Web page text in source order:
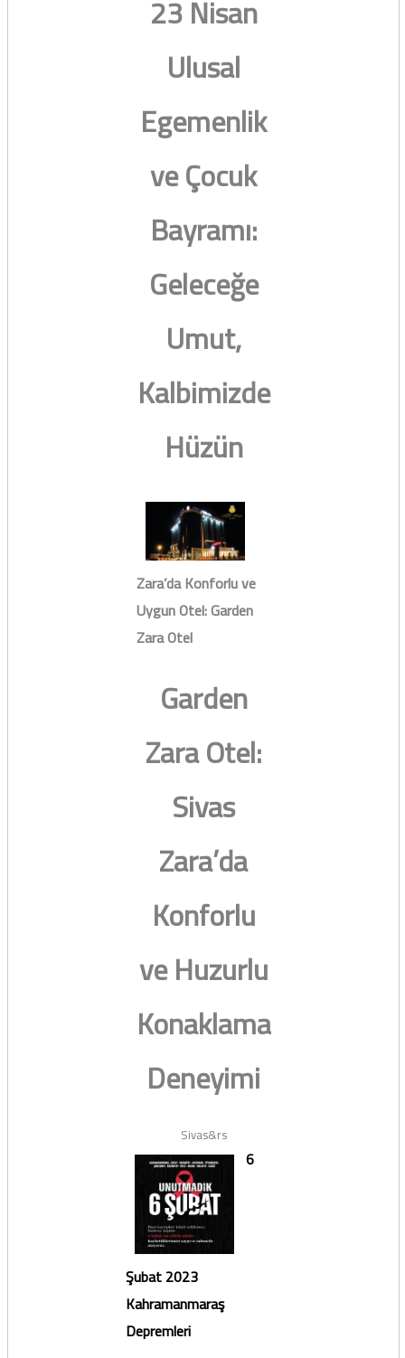
23 Nisan
Ulusal
Egemenlik
ve Çocuk
Bayramı:
Geleceğe
Umut,
Kalbimizde
Hüzün
Zara’da Konforlu ve
Uygun Otel: Garden
Zara Otel
Garden
Zara Otel:
Sivas
Zara’da
Konforlu
ve Huzurlu
Konaklama
Deneyimi
Sivas&rs
6
Şubat 2023
Kahramanmaraş
Depremleri